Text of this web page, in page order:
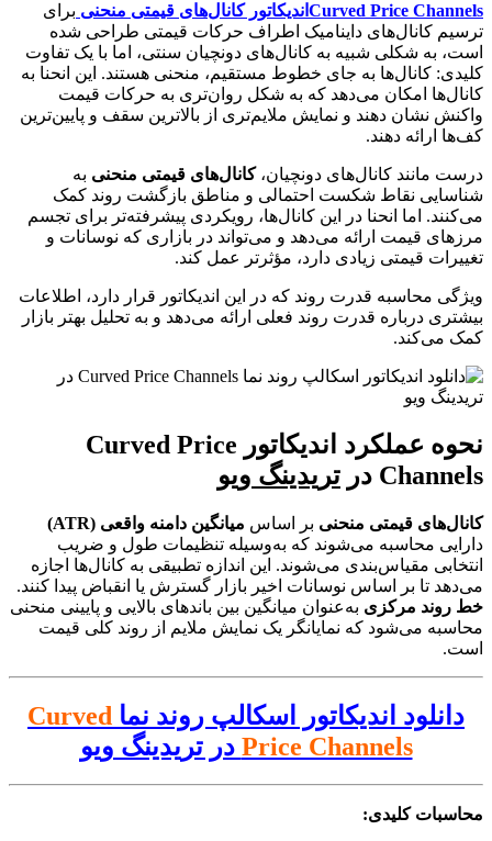
Curved Price Channelsاندیکاتور کانال‌های قیمتی منحنی
برای
ترسیم کانال‌های داینامیک اطراف حرکات قیمتی طراحی شده
است، به شکلی شبیه به کانال‌های دونچیان سنتی، اما با یک تفاوت
کلیدی: کانال‌ها به جای خطوط مستقیم، منحنی هستند. این انحنا به
کانال‌ها امکان می‌دهد که به شکل روان‌تری به حرکات قیمت
واکنش نشان دهند و نمایش ملایم‌تری از بالاترین سقف و پایین‌ترین
کف‌ها ارائه دهند.
درست مانند کانال‌های دونچیان،کانال‌های قیمتی منحنی به
شناسایی نقاط شکست احتمالی و مناطق بازگشت روند کمک
می‌کنند. اما انحنا در این کانال‌ها، رویکردی پیشرفته‌تر برای تجسم
مرزهای قیمت ارائه می‌دهد و می‌تواند در بازاری که نوسانات و
تغییرات قیمتی زیادی دارد، مؤثرتر عمل کند.
ویژگی محاسبه قدرت روند که در این اندیکاتور قرار دارد، اطلاعات
بیشتری درباره قدرت روند فعلی ارائه می‌دهد و به تحلیل بهتر بازار
کمک می‌کند.
نحوه عملکرد اندیکاتور Curved Price
Channels در
تریدینگ ویو
کانال‌های قیمتی منحنی بر اساس میانگین دامنه واقعی (ATR)
دارایی محاسبه می‌شوند که به‌وسیله تنظیمات طول و ضریب
انتخابی مقیاس‌بندی می‌شوند. این اندازه تطبیقی به کانال‌ها اجازه
می‌دهد تا بر اساس نوسانات اخیر بازار گسترش یا انقباض پیدا کنند.
خط روند مرکزی به‌عنوان میانگین بین باندهای بالایی و پایینی منحنی
محاسبه می‌شود که نمایانگر یک نمایش ملایم از روند کلی قیمت
است.
دانلود اندیکاتور اسکالپ روند نما Curved
Price Channels در تریدینگ ویو
محاسبات کلیدی: